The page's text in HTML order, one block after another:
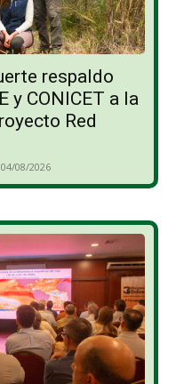
respaldo
y CONICET a la
Red
04/08/2026